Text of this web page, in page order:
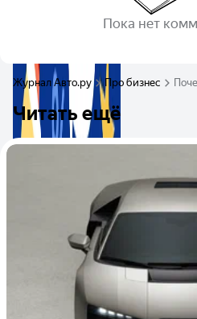
Пока нет
Журнал Авто.ру Про бизнес
Читать ещё